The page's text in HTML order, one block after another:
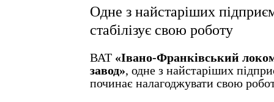
Одне з найстаріших
стабілізує свою роботу
ВАТ «Івано-Франківський
завод», одне з найстаріших
починає налагоджувати свою